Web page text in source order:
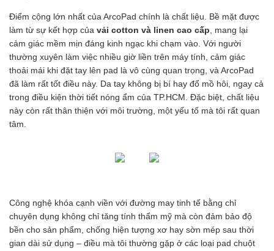
Điểm cộng lớn nhất của ArcoPad chính là chất liệu. Bề mặt được
làm từ sự kết hợp của vải cotton và linen cao cấp , mang lại
cảm giác mềm mịn đáng kinh ngạc khi chạm vào. Với người
thường xuyên làm việc nhiều giờ liền trên máy tính, cảm giác
thoải mái khi đặt tay lên pad là vô cùng quan trọng, và ArcoPad
đã làm rất tốt điều này. Da tay không bị bí hay đổ mồ hôi, ngay cả
trong điều kiện thời tiết nóng ẩm của TP.HCM. Đặc biệt, chất liệu
này còn rất thân thiện với môi trường, một yếu tố mà tôi rất quan
tâm.
Công nghệ khóa cạnh viền với đường may tinh tế bằng chỉ
chuyên dụng không chỉ tăng tính thẩm mỹ mà còn đảm bảo độ
bền cho sản phẩm, chống hiện tượng xơ hay sờn mép sau thời
gian dài sử dụng – điều mà tôi thường gặp ở các loại pad chuột